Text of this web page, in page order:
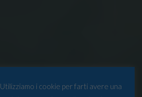
Utilizziamo i cookie per farti avere una